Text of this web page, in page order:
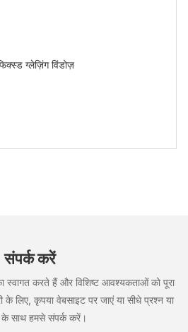
संपर्क करें
स्वागत करते हैं और विशिष्ट आवश्यकताओं को पूरा
लिए, कृपया वेबसाइट पर जाएं या सीधे प्रश्न या
साथ हमसे संपर्क करें।